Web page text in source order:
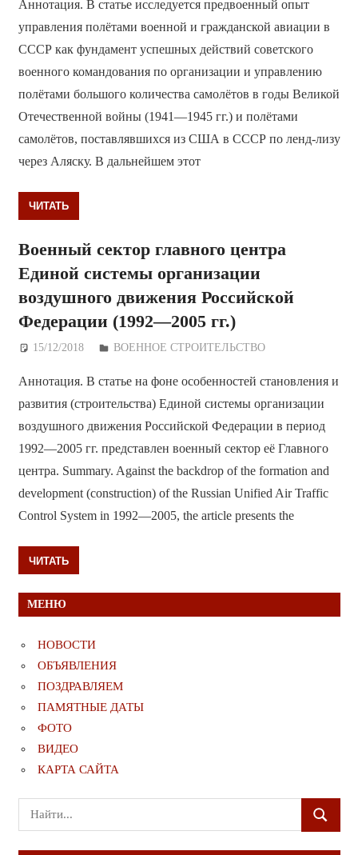
Аннотация. В статье исследуется предвоенный опыт
управления полётами военной и гражданской авиации в
СССР как фундамент успешных действий советского
военного командования по организации и управлению
полётами большого количества самолётов в годы Великой
Отечественной войны (1941—1945 гг.) и полётами
самолётов, поставлявшихся из США в СССР по ленд-лизу
через Аляску. В дальнейшем этот
ЧИТАТЬ
Военный сектор главного центра
Единой системы организации
воздушного движения Российской
Федерации (1992—2005 гг.)
15/12/2018 Дежурный по Редакции
ВОЕННОЕ СТРОИТЕЛЬСТВО
Аннотация. В статье на фоне особенностей становления и
развития (строительства) Единой системы организации
воздушного движения Российской Федерации в период
1992—2005 гг. представлен военный сектор её Главного
центра. Summary. Against the backdrop of the formation and
development (construction) of the Russian Unified Air Traffic
Сontrol System in 1992—2005, the article presents the
ЧИТАТЬ
МЕНЮ
НОВОСТИ
ОБЪЯВЛЕНИЯ
ПОЗДРАВЛЯЕМ
ПАМЯТНЫЕ ДАТЫ
ФОТО
ВИДЕО
КАРТА САЙТА
Поиск
для:
ПОИСК